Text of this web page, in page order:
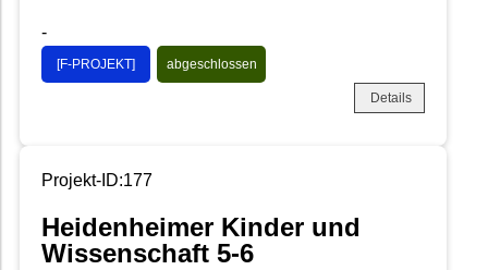
-
[F-PROJEKT] abgeschlossen
Details
Projekt-ID:177
Heidenheimer Kinder und
Wissenschaft 5-6